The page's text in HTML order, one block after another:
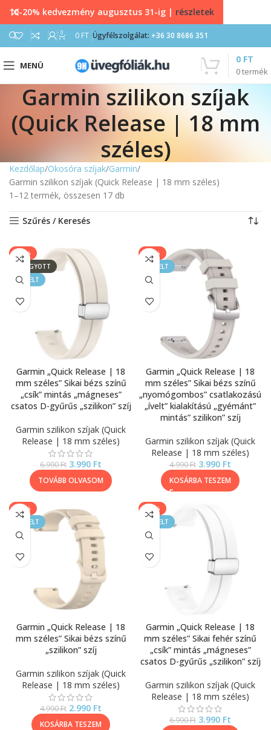
0 0 FT Ügyfélszolgálat: +36 30 8686 351
MENÜ
0termék
0 FT
Garmin szilikon szíjak
(Quick Release | 18 mm
széles)
Kezdőlap Okosóra szíjak Garmin
Garmin szilikon szíjak (Quick Release | 18 mm széles)
1–12 termék, összesen 17 db
Szűrés / Keresés
-43%
ELFOGYOTT
KIEMELT
Garmin „Quick Release | 18
mm széles” Sikai bézs színű
„csík” mintás „mágneses”
csatos D-gyűrűs „szilikon” szíj
Garmin szilikon szíjak (Quick
Release | 18 mm széles)
6.990Ft 3.990 Ft
TOVÁBB OLVASOM
-20%
KIEMELT
Garmin „Quick Release | 18
mm széles” Sikai bézs színű
„nyomógombos” csatlakozású
„ívelt” kialakítású „gyémánt”
mintás” szilikon” szíj
Garmin szilikon szíjak (Quick
Release | 18 mm széles)
4.990Ft 3.990 Ft
KOSÁRBA TESZEM
-40%
KIEMELT
Garmin „Quick Release | 18
mm széles” Sikai bézs színű
„szilikon” szíj
Garmin szilikon szíjak (Quick
Release | 18 mm széles)
4.990Ft 2.990 Ft
KOSÁRBA TESZEM
-43%
KIEMELT
Garmin „Quick Release | 18
mm széles” Sikai fehér színű
„csík” mintás „mágneses”
csatos D-gyűrűs „szilikon” szíj
Garmin szilikon szíjak (Quick
Release | 18 mm széles)
6.990Ft 3.990 Ft
10-20% kedvezmény augusztus 31-ig | részletek